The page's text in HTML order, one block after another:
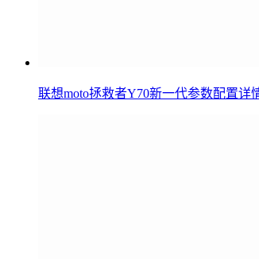
联想moto拯救者Y70新一代参数配置详